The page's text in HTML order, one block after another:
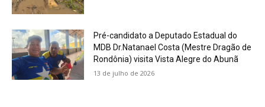
Pré-candidato a Deputado Estadual do
MDB Dr.Natanael Costa (Mestre Dragão de
Rondônia) visita Vista Alegre do Abunã
13 de julho de 2026